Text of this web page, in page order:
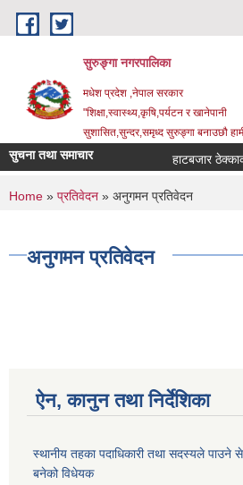
Skip to main content
सुरुङ्‍गा नगरपालिका
मधेश प्रदेश ,नेपाल सरकार
"शिक्षा,स्वास्थ्य,कृषि,पर्यटन र खानेपानी
सुशासित,सुन्दर,समृध्द सुरुङ्गा बनाउछौ
सुचना तथा समाचार हाटबजार
You are here
Home » प्रतिवेदन » अनुगमन प्रतिवेदन
अनुगमन प्रतिवेदन
ऐन, कानुन तथा निर्देशिका
स्थानीय तहका पदाधिकारी तथा सदस्यले पाउने
बनेको विधेयक